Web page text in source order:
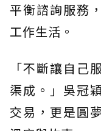
平衡諮詢服務
工作生活。
「不斷讓自己
渠成。」吳冠
交易，更是圓